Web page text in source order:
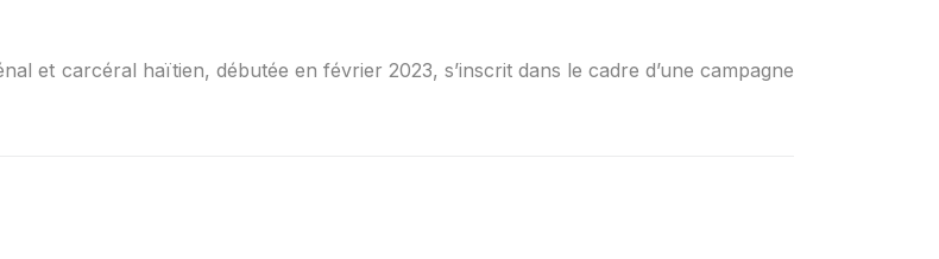
et carcéral haïtien, débutée en février 2023, s’inscrit dans le cadre d’une campagne